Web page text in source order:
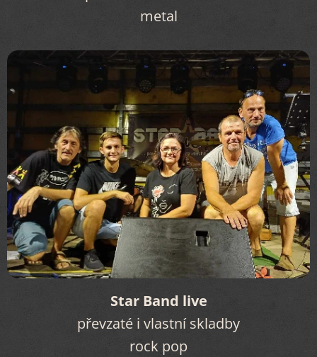
metal
Star Band live
převzaté i vlastní skladby
rock pop